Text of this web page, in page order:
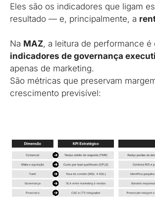
Eles são os indicadores que ligam
resultado — e, principalmente, a
Na MAZ, a leitura de performance é
indicadores de governança
apenas de marketing.
São métricas que preservam
crescimento previsível: